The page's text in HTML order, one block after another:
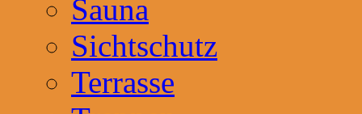
Sauna
Sichtschutz
Terrasse